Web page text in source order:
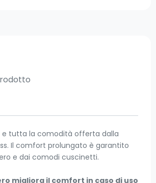
e tutta la comodità offerta dalla
Il comfort prolungato è garantito
e dai comodi cuscinetti.
migliora il comfort in caso di uso